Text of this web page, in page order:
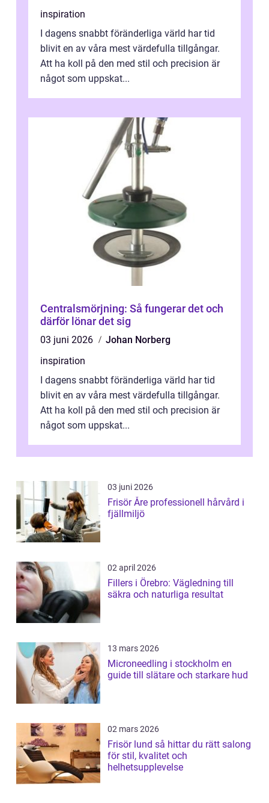
inspiration
I dagens snabbt föränderliga värld har tid
blivit en av våra mest värdefulla tillgångar.
Att ha koll på den med stil och precision är
något som uppskat...
Centralsmörjning: Så fungerar det och
därför lönar det sig
03 juni 2026
Johan Norberg
inspiration
I dagens snabbt föränderliga värld har tid
blivit en av våra mest värdefulla tillgångar.
Att ha koll på den med stil och precision är
något som uppskat...
03 juni 2026
Frisör Åre professionell hårvård i
fjällmiljö
02 april 2026
Fillers i Örebro: Vägledning till
säkra och naturliga resultat
13 mars 2026
Microneedling i stockholm en
guide till slätare och starkare hud
02 mars 2026
Frisör lund så hittar du rätt salong
för stil, kvalitet och
helhetsupplevelse